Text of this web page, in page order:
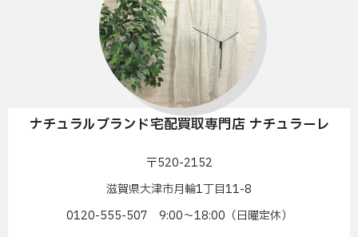
ナチュラルブランド宅配買取専門店 ナチュラーレ
〒520-2152
滋賀県大津市月輪1丁目11-8
0120-555-507 9:00〜18:00（日曜定休）